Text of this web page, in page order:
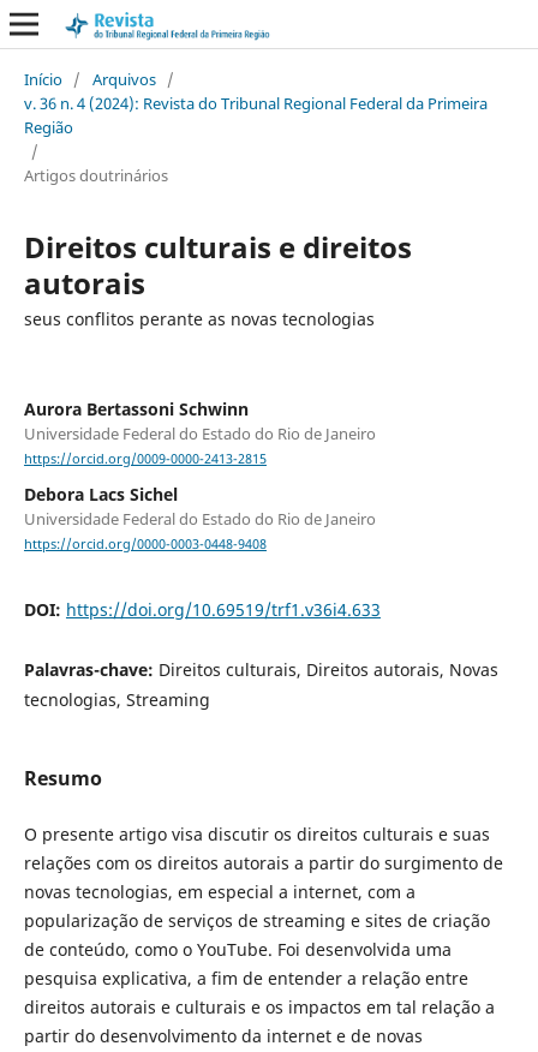
Início / Arquivos /
v. 36 n. 4 (2024): Revista do Tribunal Regional Federal da Primeira
Região
/
Artigos doutrinários
Direitos culturais e direitos
autorais
seus conflitos perante as novas tecnologias
Aurora Bertassoni Schwinn
Universidade Federal do Estado do Rio de Janeiro
https://orcid.org/0009-0000-2413-2815
Debora Lacs Sichel
Universidade Federal do Estado do Rio de Janeiro
https://orcid.org/0000-0003-0448-9408
DOI: https://doi.org/10.69519/trf1.v36i4.633
Palavras-chave: Direitos culturais, Direitos autorais, Novas
tecnologias, Streaming
Resumo
O presente artigo visa discutir os direitos culturais e suas
relações com os direitos autorais a partir do surgimento de
novas tecnologias, em especial a internet, com a
popularização de serviços de streaming e sites de criação
de conteúdo, como o YouTube. Foi desenvolvida uma
pesquisa explicativa, a fim de entender a relação entre
direitos autorais e culturais e os impactos em tal relação a
partir do desenvolvimento da internet e de novas